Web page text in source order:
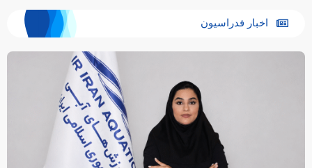
اخبار فدراسیون